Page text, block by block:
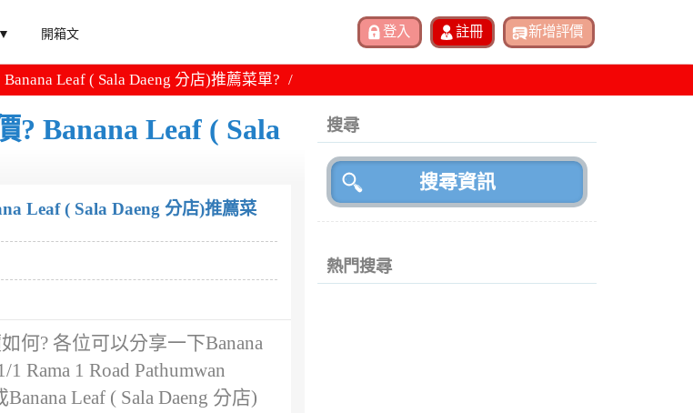
開箱文
Leaf ( Sala Daeng 分店)推薦菜單?
? Banana Leaf ( Sala
Leaf ( Sala Daeng 分店)推薦菜
何? 各位可以分享一下Banana
Rama 1 Road Pathumwan
Leaf ( Sala Daeng 分店)
搜尋
熱門搜尋